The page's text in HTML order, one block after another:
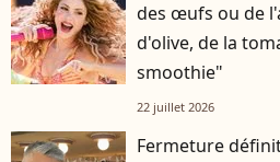
des œufs ou de
d'olive, de la
smoothie"
22 juillet 2026
Fermeture